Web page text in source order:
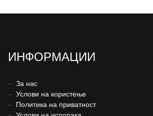
ИНФОРМАЦИИ
– За нас
– Услови на користење
– Политика на приватност